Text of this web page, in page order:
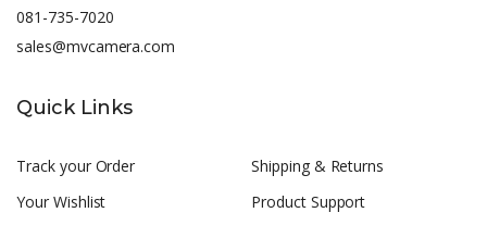
081-735-7020
sales@mvcamera.com
Quick Links
Track your Order
Your Wishlist
Shipping & Returns
Product Support